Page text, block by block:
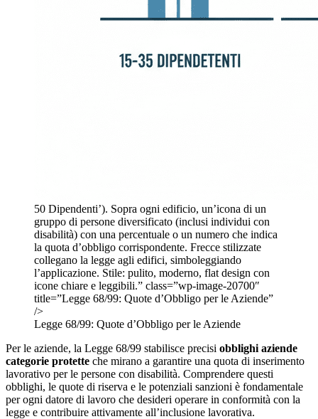
50 Dipendenti’). Sopra ogni edificio, un’icona di un
gruppo di persone diversificato (inclusi individui con
disabilità) con una percentuale o un numero che indica
la quota d’obbligo corrispondente. Frecce stilizzate
collegano la legge agli edifici, simboleggiando
l’applicazione. Stile: pulito, moderno, flat design con
icone chiare e leggibili.” class=”wp-image-20700″
title=”Legge 68/99: Quote d’Obbligo per le Aziende”
/>
Legge 68/99: Quote d’Obbligo per le Aziende
Per le aziende, la Legge 68/99 stabilisce precisi obblighi aziende
categorie protette che mirano a garantire una quota di inserimento
lavorativo per le persone con disabilità. Comprendere questi
obblighi, le quote di riserva e le potenziali sanzioni è fondamentale
per ogni datore di lavoro che desideri operare in conformità con la
legge e contribuire attivamente all’inclusione lavorativa.